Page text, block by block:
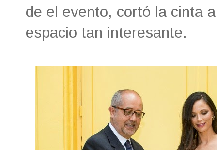
de el evento, cortó la cinta
espacio tan interesante.